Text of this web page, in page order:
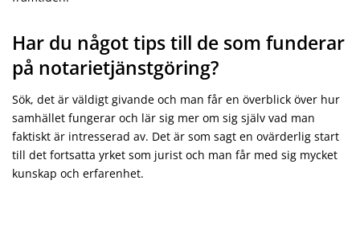
Har du något tips till de som funderar
på notarietjänstgöring?
Sök, det är väldigt givande och man får en överblick över hur
samhället fungerar och lär sig mer om sig själv vad man
faktiskt är intresserad av. Det är som sagt en ovärderlig start
till det fortsatta yrket som jurist och man får med sig mycket
kunskap och erfarenhet.